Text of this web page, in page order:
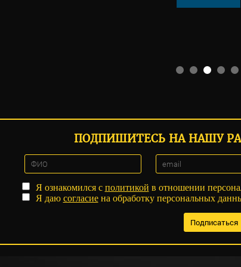
ПОДПИШИТЕСЬ НА НАШУ
Я ознакомился с политикой в отношении
Я даю согласиена обработку персональных